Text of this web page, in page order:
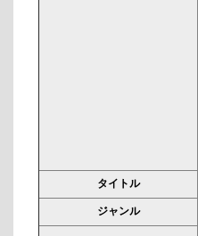
タイトル
ジャンル